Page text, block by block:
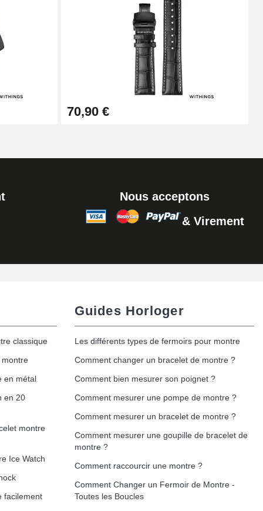
Ajouter au panier
Ajouter au panier
Ajouter au panier
70,90 €
Nous acceptons
& Virement
classique
en métal
en 20
montre
Ice Watch
facilement
Guides Horloger
Les différents types de fermoirs pour montre
Comment changer un bracelet de montre ?
Comment bien mesurer son poignet ?
Comment mesurer une pompe de montre ?
Comment mesurer un bracelet de montre ?
Comment mesurer une goupille de bracelet de
montre ?
Comment raccourcir une montre ?
Comment Changer un Fermoir de Montre -
Toutes les Boucles